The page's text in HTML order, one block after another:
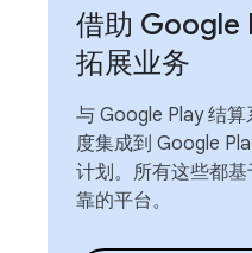
借助 Google
拓展业务
与 Google Play 结
度集成到 Google
计划。所有这些都
靠的平台。